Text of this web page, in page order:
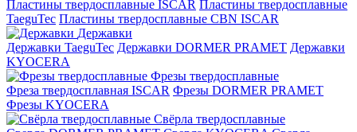
Пластины твердосплавные ISCAR Пластины твердосплавные
TaeguTec Пластины твердосплавные CBN ISCAR
Державки
Державки TaeguTec Державки DORMER PRAMET Державки
KYOCERA
Фрезы твердосплавные
Фреза твердосплавная ISCAR Фрезы DORMER PRAMET
Фрезы KYOCERA
Свёрла твердосплавные